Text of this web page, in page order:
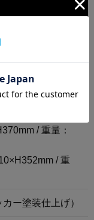
/ 重量：
/ 重
ー塗装仕上げ）